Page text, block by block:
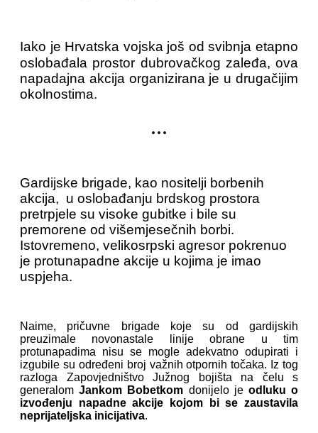
Iako je Hrvatska vojska još od svibnja etapno
oslobađala prostor dubrovačkog zaleđa, ova
napadajna akcija organizirana je u drugačijim
okolnostima.
...
Gardijske brigade, kao nositelji borbenih
akcija, u oslobađanju brdskog prostora
pretrpjele su visoke gubitke i bile su
premorene od višemjesečnih borbi.
Istovremeno, velikosrpski agresor pokrenuo
je protunapadne akcije u kojima je imao
uspjeha.
Naime, pričuvne brigade koje su od gardijskih
preuzimale novonastale linije obrane u tim
protunapadima nisu se mogle adekvatno odupirati i
izgubile su određeni broj važnih otpornih točaka. Iz tog
razloga Zapovjedništvo Južnog bojišta na čelu s
generalomJankom Bobetkom donijelo je odluku o
izvođenju napadne akcije kojom bi se zaustavila
neprijateljska inicijativa.